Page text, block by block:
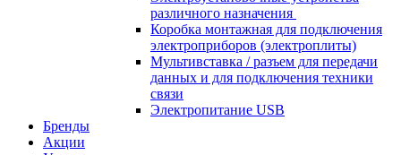
различного назначения
Коробка монтажная для подключения
электроприборов (электроплиты)
Мультивставка / разъем для передачи
данных и для подключения техники
связи
Электропитание USB
Бренды
Акции